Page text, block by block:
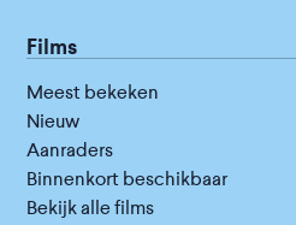
Films
Meest bekeken
Nieuw
Aanraders
Binnenkort beschikbaar
Bekijk alle films